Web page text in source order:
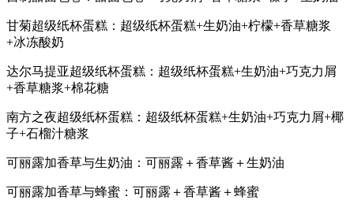
甘菊超级纸杯蛋糕：超级纸杯蛋糕+生奶油+柠檬+香草糖浆
+冰冻酸奶
达尔马提亚超级纸杯蛋糕：超级纸杯蛋糕+生奶油+巧克力屑
+香草糖浆+棉花糖
南方之夜超级纸杯蛋糕：超级纸杯蛋糕+生奶油+巧克力屑+椰
子+石榴汁糖浆
可丽露加香草与生奶油：可丽露＋香草酱＋生奶油
可丽露加香草与蜂蜜：可丽露＋香草酱＋蜂蜜